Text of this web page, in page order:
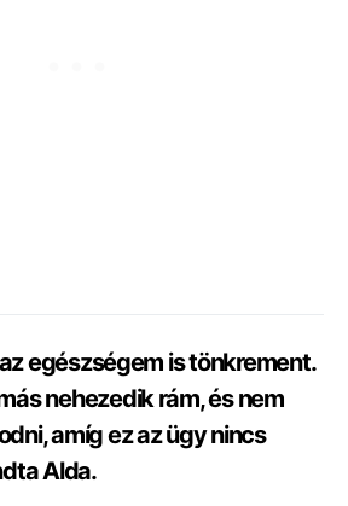
egészségem is tönkrement.
nehezedik rám, és nem
amíg ez az ügy nincs
Alda.